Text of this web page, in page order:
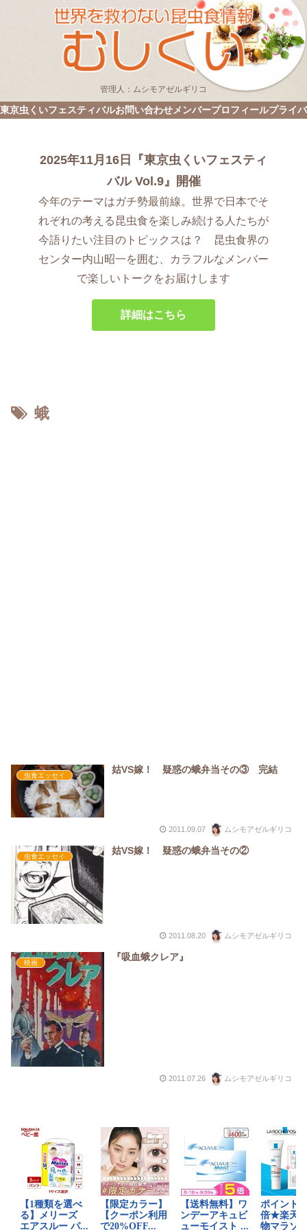
管理人：ムシモアゼルギリコ
東京虫くいフェスティバルお問い合わせメンバープロフィールプライ
2025年11月16日『東京虫くいフェスティ
バル Vol.9』開催
今年のテーマはガチ勢最前線。世界で日本でそ
れぞれの考える昆虫食を楽しみ続ける人たちが
今語りたい注目のトピックスは？ 昆虫食界の
センター内山昭一を囲む、カラフルなメンバー
で楽しいトークをお届けします
詳細はこちら
蛾
虫食エッセイ
姑VS嫁！ 疑惑の蛾弁当その③ 完結
2011.09.07 ムシモアゼルギリコ
虫食エッセイ
姑VS嫁！ 疑惑の蛾弁当その②
2011.08.20 ムシモアゼルギリコ
映画
『吸血蛾クレア』
2011.07.26 ムシモアゼルギリコ